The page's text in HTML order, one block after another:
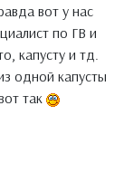
вот у нас
по ГВ и
капусту и тд.
одной капусты
так